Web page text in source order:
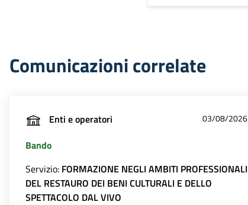
Comunicazioni correlate
Enti e operatori 03/08/2026
Bando
Servizio: FORMAZIONE NEGLI AMBITI PROFESSIONALI
DEL RESTAURO DEI BENI CULTURALI E DELLO
SPETTACOLO DAL VIVO